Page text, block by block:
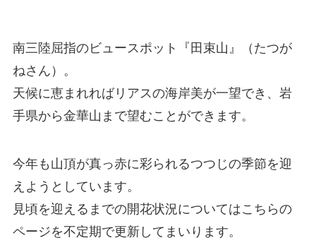
南三陸屈指のビュースポット『田束山』（たつが
ねさん）。
天候に恵まれればリアスの海岸美が一望でき、岩
手県から金華山まで望むことができます。
今年も山頂が真っ赤に彩られるつつじの季節を迎
えようとしています。
見頃を迎えるまでの開花状況についてはこちらの
ページを不定期で更新してまいります。